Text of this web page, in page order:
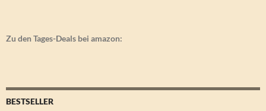
Zu den Tages-Deals bei amazon:
BESTSELLER